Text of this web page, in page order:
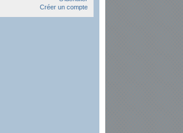
Créer un compte